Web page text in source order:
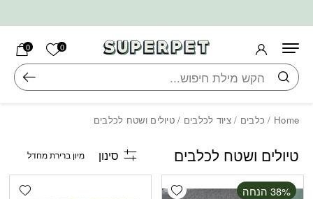
0 הרשימה
0
חיפוש
Home
/ כלבים /ציוד לכלבים / טיולים ושטח לכלבים
טיולים ושטח לכלבים סינון
Add wishlist ‫38% הנחה